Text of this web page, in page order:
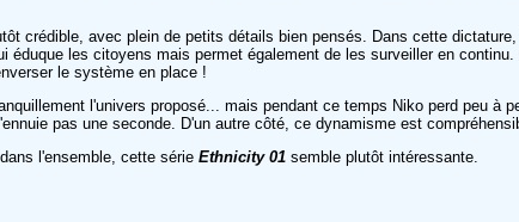
crédible, avec plein de petits détails bien pensés. Dans cette
les citoyens mais permet également de les surveiller en continu.
le système en place !
l'univers proposé... mais pendant ce temps Niko perd peu à
pas une seconde. D'un autre côté, ce dynamisme est
l'ensemble, cette série Ethnicity 01 semble plutôt intéressante.